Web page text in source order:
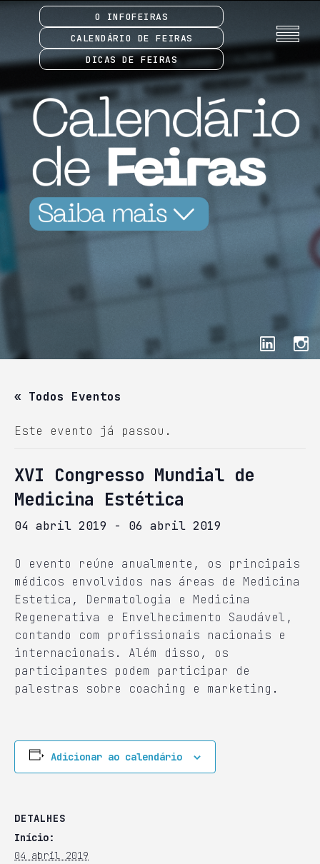
O INFOFEIRAS
CALENDÁRIO DE FEIRAS
DICAS DE FEIRAS
« Todos Eventos
Este evento já passou.
XVI Congresso Mundial de
Medicina Estética
04 abril 2019 - 06 abril 2019
O evento reúne anualmente, os principais
médicos envolvidos nas áreas de Medicina
Estetica, Dermatologia e Medicina
Regenerativa e Envelhecimento Saudável,
contando com profissionais nacionais e
internacionais. Além disso, os
participantes podem participar de
palestras sobre coaching e marketing.
Adicionar ao calendário
DETALHES
Início:
04 abril 2019